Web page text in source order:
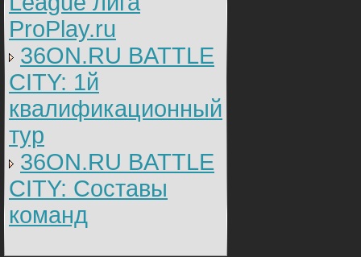
ProPlay.ru
36ON.RU BATTLE
CITY: 1й
квалификационный
тур
36ON.RU BATTLE
CITY: Составы
команд